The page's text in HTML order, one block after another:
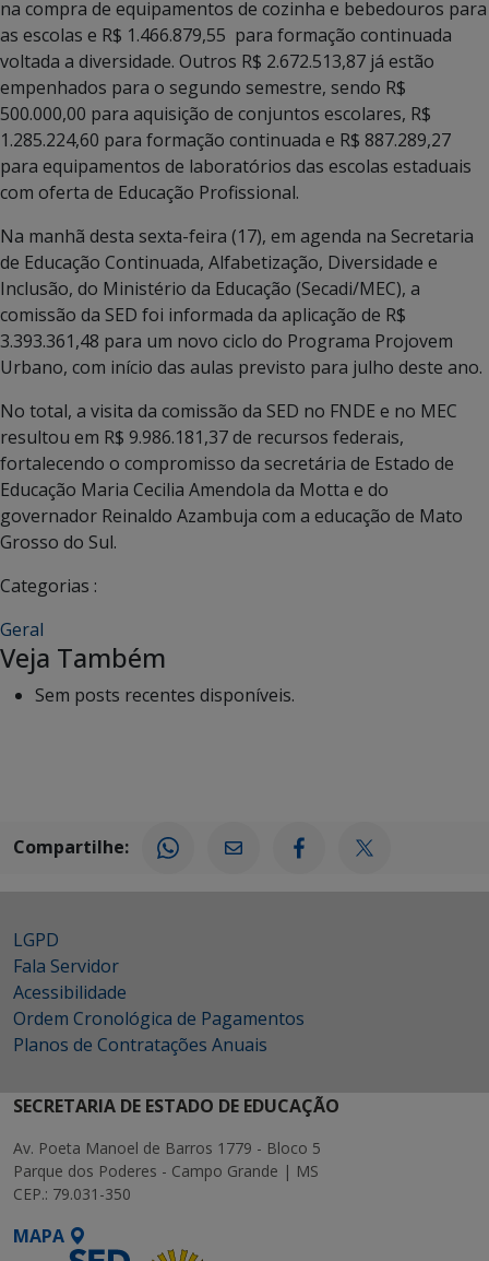
na compra de equipamentos de cozinha e bebedouros para
as escolas e R$ 1.466.879,55 para formação continuada
voltada a diversidade. Outros R$ 2.672.513,87 já estão
empenhados para o segundo semestre, sendo R$
500.000,00 para aquisição de conjuntos escolares, R$
1.285.224,60 para formação continuada e R$ 887.289,27
para equipamentos de laboratórios das escolas estaduais
com oferta de Educação Profissional.
Na manhã desta sexta-feira (17), em agenda na Secretaria
de Educação Continuada, Alfabetização, Diversidade e
Inclusão, do Ministério da Educação (Secadi/MEC), a
comissão da SED foi informada da aplicação de R$
3.393.361,48 para um novo ciclo do Programa Projovem
Urbano, com início das aulas previsto para julho deste ano.
No total, a visita da comissão da SED no FNDE e no MEC
resultou em R$ 9.986.181,37 de recursos federais,
fortalecendo o compromisso da secretária de Estado de
Educação Maria Cecilia Amendola da Motta e do
governador Reinaldo Azambuja com a educação de Mato
Grosso do Sul.
Categorias :
Geral
Veja Também
Sem posts recentes disponíveis.
Compartilhe:
LGPD
Fala Servidor
Acessibilidade
Ordem Cronológica de Pagamentos
Planos de Contratações Anuais
SECRETARIA DE ESTADO DE EDUCAÇÃO
Av. Poeta Manoel de Barros 1779 - Bloco 5
Parque dos Poderes - Campo Grande | MS
CEP.: 79.031-350
MAPA